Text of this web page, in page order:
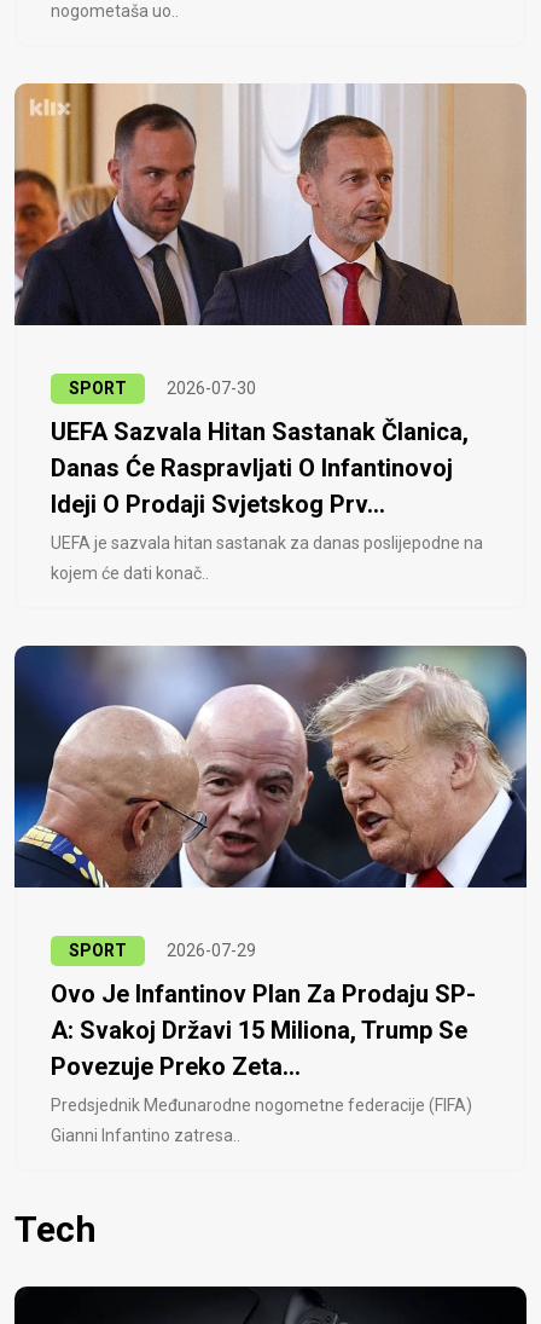
nogometaša uo..
SPORT 2026-07-30
UEFA Sazvala Hitan Sastanak Članica,
Danas Će Raspravljati O Infantinovoj
Ideji O Prodaji Svjetskog Prv...
UEFA je sazvala hitan sastanak za danas poslijepodne na
kojem će dati konač..
SPORT 2026-07-29
Ovo Je Infantinov Plan Za Prodaju SP-
A: Svakoj Državi 15 Miliona, Trump Se
Povezuje Preko Zeta...
Predsjednik Međunarodne nogometne federacije (FIFA)
Gianni Infantino zatresa..
Tech